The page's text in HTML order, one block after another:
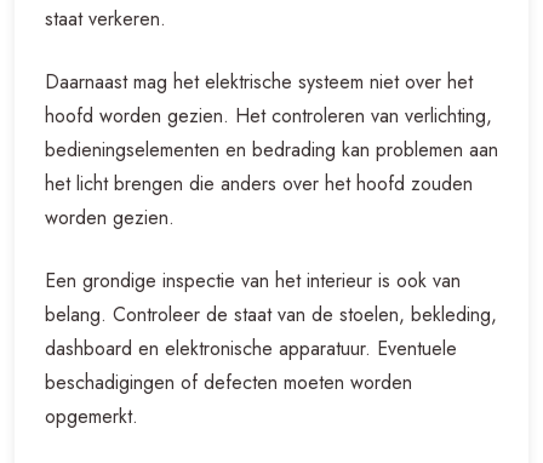
staat verkeren.
Daarnaast mag het elektrische systeem niet over het
hoofd worden gezien. Het controleren van verlichting,
bedieningselementen en bedrading kan problemen aan
het licht brengen die anders over het hoofd zouden
worden gezien.
Een grondige inspectie van het interieur is ook van
belang. Controleer de staat van de stoelen, bekleding,
dashboard en elektronische apparatuur. Eventuele
beschadigingen of defecten moeten worden
opgemerkt.